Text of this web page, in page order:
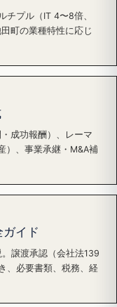
チプル（IT 4〜8倍、
町の業種特性に応じ
成功報酬）、レーマ
）、事業承継・M&A補
イド
譲渡承認（会社法139
、必要書類、税務、経